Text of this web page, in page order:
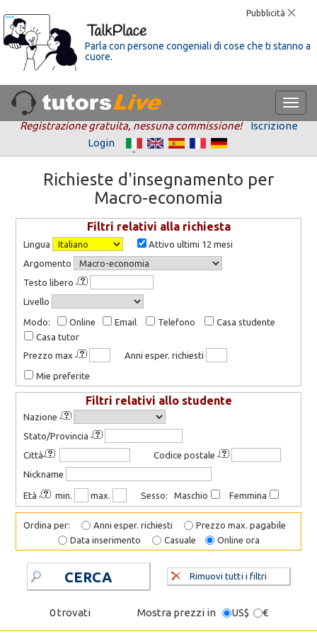
Pubblicità
Parla con persone congeniali di cose che ti stanno a
cuore.
Registrazione gratuita, nessuna commissione!
Iscrizione
Login
Richieste d'insegnamento per
Macro-economia
Filtri relativi alla richiesta
Lingua
Attivo ultimi 12 mesi
Argomento
Testo libero
Livello
Modo: Online Email Telefono
Casa studente
Casa tutor
Prezzo max
Anni esper. richiesti
Mie preferite
Filtri relativi allo studente
Nazione
Stato/Provincia
Città
Codice postale
Nickname
Età min. max. Sesso: Maschio Femmina
Ordina per: Anni esper. richiesti
Prezzo max. pagabile
Data inserimento
Casuale Online ora
CERCA Rimuovi tutti i filtri
0 trovati Mostra prezzi in US$ €